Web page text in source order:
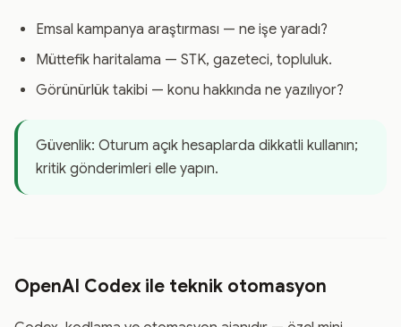
Emsal kampanya araştırması — ne işe yaradı?
Müttefik haritalama — STK, gazeteci, topluluk.
Görünürlük takibi — konu hakkında ne yazılıyor?
Güvenlik: Oturum açık hesaplarda dikkatli kullanın;
kritik gönderimleri elle yapın.
OpenAI Codex ile teknik otomasyon